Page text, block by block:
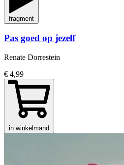
fragment
Pas goed op jezelf
Renate Dorrestein
€ 4,99
in winkelmand